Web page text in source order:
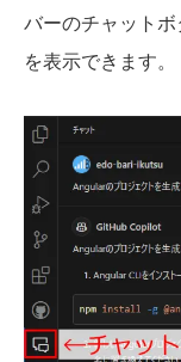
バーのチャット
を表示できます。